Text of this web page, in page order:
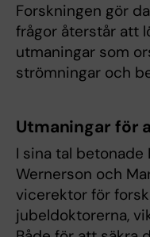
Forskningen gör
frågor återstår att
utmaningar som
strömningar och
Utmaningar för
I sina tal betonade
Wernerson och
vicerektor för
jubeldoktorerna,